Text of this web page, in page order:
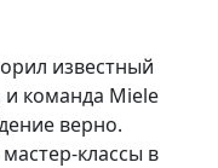
известный
команда Miele
верно.
классы в